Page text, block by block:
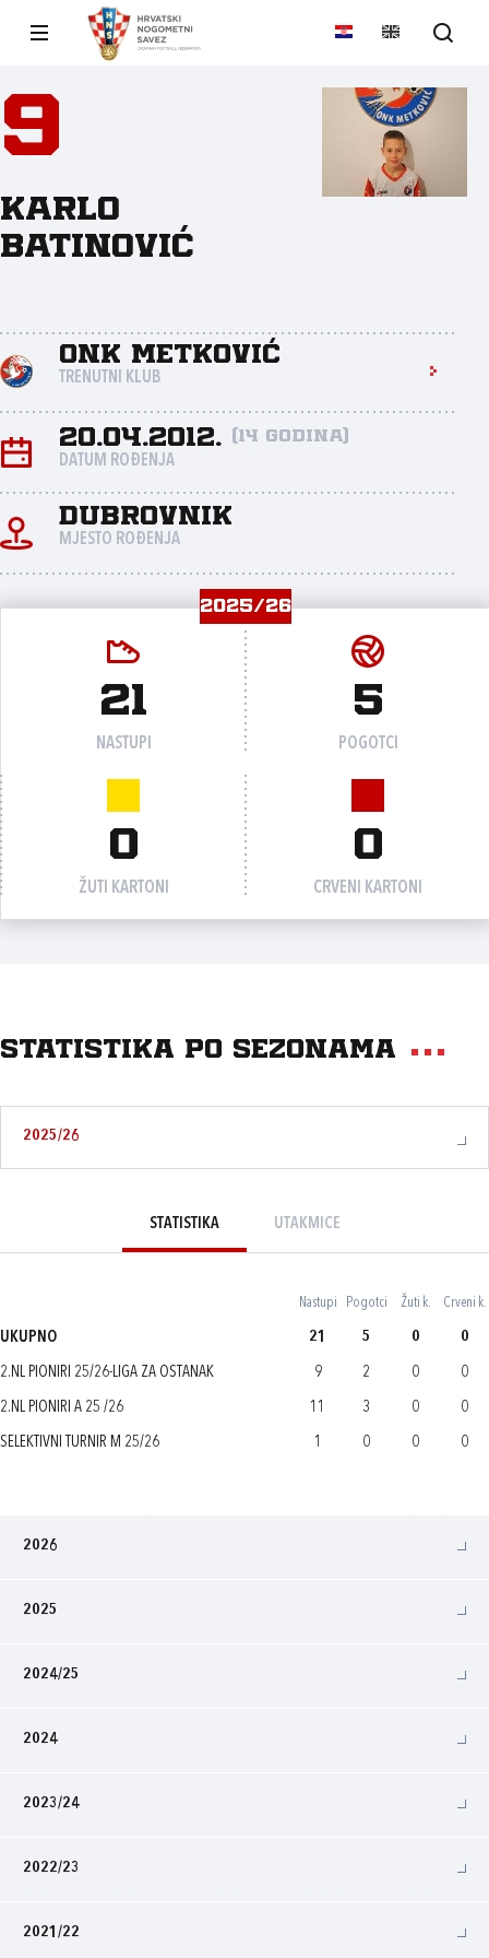
9
Karlo
Batinović
ONK Metković
TRENUTNI KLUB
20.04.2012. (14 godina)
DATUM ROĐENJA
Dubrovnik
MJESTO ROĐENJA
2025/26
21
NASTUPI
5
POGOTCI
0
ŽUTI KARTONI
0
CRVENI KARTONI
Statistika po sezonama
2025/26
STATISTIKA UTAKMICE
Nastupi Pogotci Žuti k. Crveni k.
UKUPNO 21 5 0 0
2.NL PIONIRI 25/26-LIGA ZA OSTANAK 9 2 0 0
2.NL PIONIRI A 25 /26 11 3 0 0
SELEKTIVNI TURNIR M 25/26 1 0 0 0
2026
2025
2024/25
2024
2023/24
2022/23
2021/22